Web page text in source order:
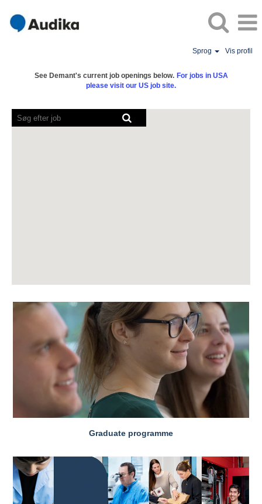
Sprog Vis profil
See Demant's current job openings below. For jobs in USA
please visit our US job site.
Skærmlæsere
kan
Graduate programme